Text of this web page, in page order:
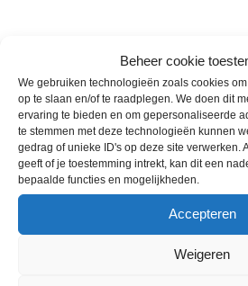
Beheer cookie
We gebruiken technologieën zoals cookies
op te slaan en/of te raadplegen. We doen dit
ervaring te bieden en om gepersonaliseerde
te stemmen met deze technologieën kunnen
gedrag of unieke ID's op deze site verwerken.
geeft of je toestemming intrekt, kan dit een
bepaalde functies en mogelijkheden.
Accepteren
Weigeren
€179,00